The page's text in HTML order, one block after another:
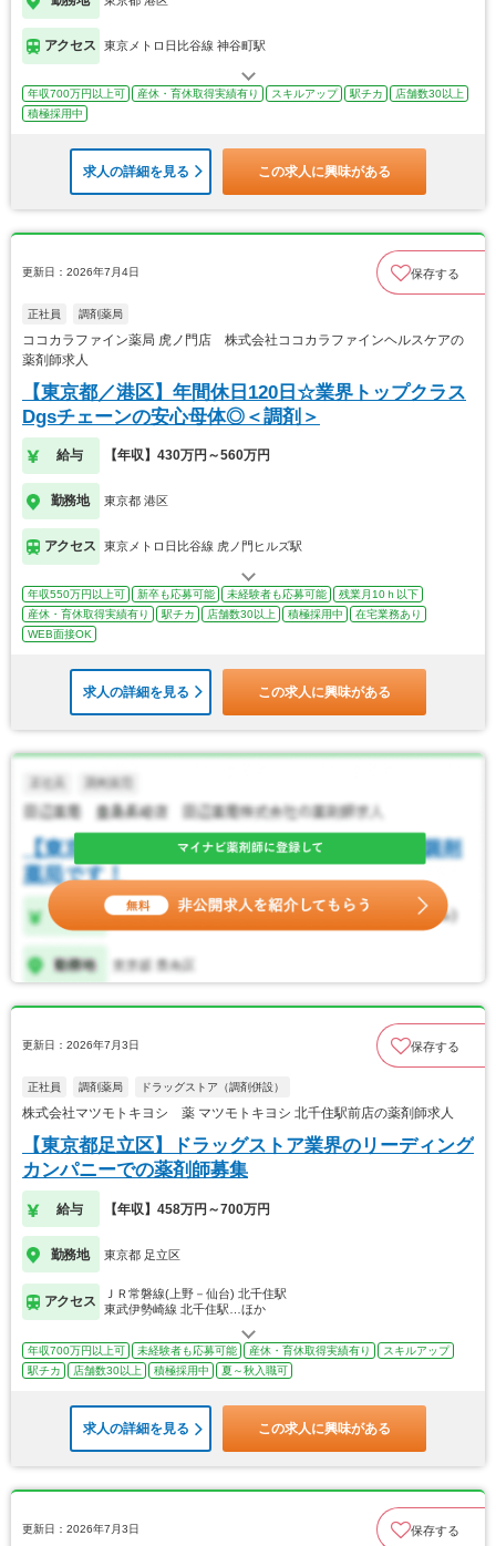
アクセス 東京メトロ日比谷線 神谷町駅
年収700万円以上可 産休・育休取得実績有り スキルアップ 駅チカ
店舗数30以上
積極採用中
求人の詳細を見る この求人に興味がある
更新日：2026年7月4日 保存する
正社員 調剤薬局
ココカラファイン薬局 虎ノ門店 株式会社ココカラファインヘルスケアの
薬剤師求人
【東京都／港区】年間休日120日☆業界トップクラス
Dgsチェーンの安心母体◎＜調剤＞
給与 【年収】430万円～560万円
勤務地 東京都 港区
アクセス 東京メトロ日比谷線 虎ノ門ヒルズ駅
年収550万円以上可 新卒も応募可能 未経験者も応募可能
残業月10ｈ以下
産休・育休取得実績有り
駅チカ 店舗数30以上 積極採用中
在宅業務あり
WEB面接OK
求人の詳細を見る この求人に興味がある
更新日：2026年7月3日 保存する
正社員 調剤薬局 ドラッグストア（調剤併設）
株式会社マツモトキヨシ 薬 マツモトキヨシ 北千住駅前店の薬剤師求人
【東京都足立区】ドラッグストア業界のリーディング
カンパニーでの薬剤師募集
給与 【年収】458万円～700万円
勤務地 東京都 足立区
アクセス
ＪＲ常磐線(上野－仙台) 北千住駅
東武伊勢崎線 北千住駅…ほか
年収700万円以上可 未経験者も応募可能 産休・育休取得実績有り
スキルアップ
駅チカ
店舗数30以上 積極採用中 夏～秋入職可
求人の詳細を見る この求人に興味がある
更新日：2026年7月3日 保存する